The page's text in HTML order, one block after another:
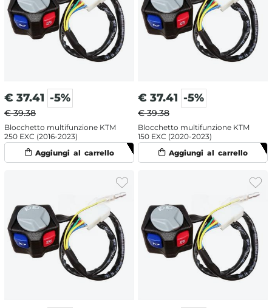
€ 37.41 -5%
€ 39.38
Blocchetto multifunzione KTM
250 EXC (2016-2023)
€ 37.41 -5%
€ 39.38
Blocchetto multifunzione KTM
150 EXC (2020-2023)